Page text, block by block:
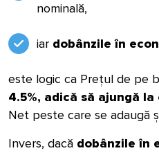
nominală,
iar dobânzile în
este logic ca Prețul de pe
4.5%, adică să ajungă
Net peste care se adaugă
Invers, dacă dobânzile în